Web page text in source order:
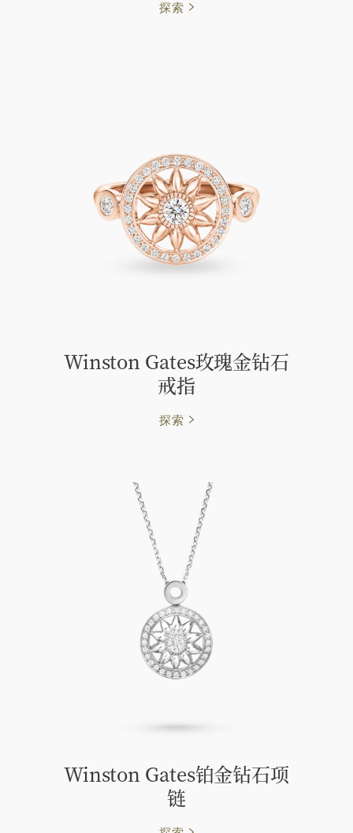
探索
Winston Gates玫瑰金钻石
戒指
探索
Winston Gates铂金钻石项
链